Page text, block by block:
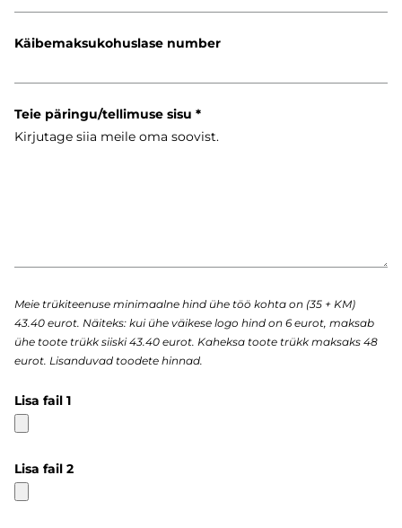
Käibemaksukohuslase number
Teie päringu/tellimuse sisu
Meie trükiteenuse minimaalne hind ühe töö kohta on (35 + KM)
43.40 eurot. Näiteks: kui ühe väikese logo hind on 6 eurot, maksab
ühe toote trükk siiski 43.40 eurot. Kaheksa toote trükk maksaks 48
eurot. Lisanduvad toodete hinnad.
Lisa fail 1
Lisa fail 2